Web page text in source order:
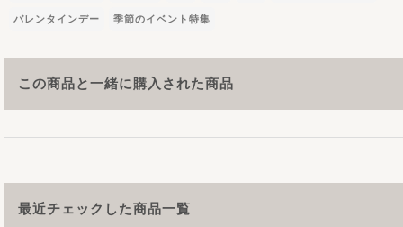
バレンタインデー 季節のイベント特集
この商品と一緒に購入された商品
最近チェックした商品一覧